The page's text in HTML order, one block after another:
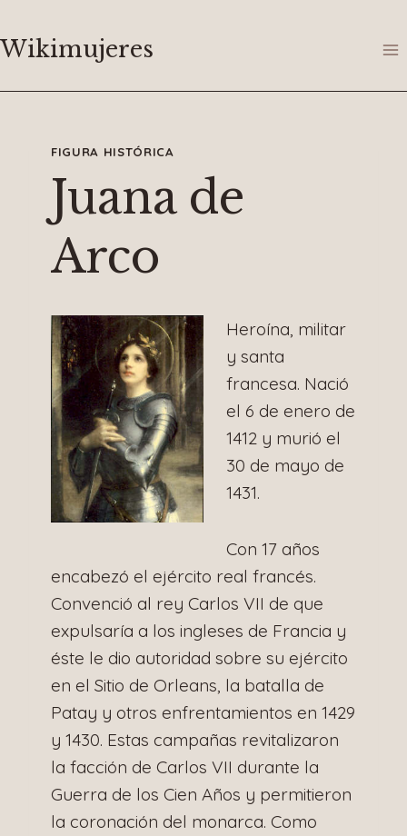
al
Wikimujeres
FIGURA HISTÓRICA
Juana de
Arco
Heroína, militar
y santa
francesa. Nació
el 6 de enero de
1412 y murió el
30 de mayo de
1431.
Con 17 años
encabezó el ejército real francés.
Convenció al rey Carlos VII de que
expulsaría a los ingleses de Francia y
éste le dio autoridad sobre su ejército
en el Sitio de Orleans, la batalla de
Patay y otros enfrentamientos en 1429
y 1430. Estas campañas revitalizaron
la facción de Carlos VII durante la
Guerra de los Cien Años y permitieron
la coronación del monarca. Como